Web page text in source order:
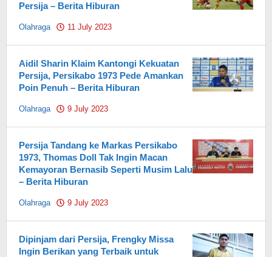
Persija – Berita Hiburan
Olahraga 11 July 2023
Aidil Sharin Klaim Kantongi Kekuatan
Persija, Persikabo 1973 Pede Amankan
Poin Penuh – Berita Hiburan
Olahraga 9 July 2023
Persija Tandang ke Markas Persikabo
1973, Thomas Doll Tak Ingin Macan
Kemayoran Bernasib Seperti Musim Lalu
– Berita Hiburan
Olahraga 9 July 2023
Dipinjam dari Persija, Frengky Missa
Ingin Berikan yang Terbaik untuk